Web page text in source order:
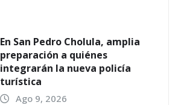
En San Pedro Cholula, amplia
preparación a quiénes
integrarán la nueva policía
turística
Ago 9, 2026